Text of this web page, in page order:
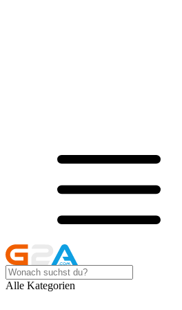
Alle Kategorien